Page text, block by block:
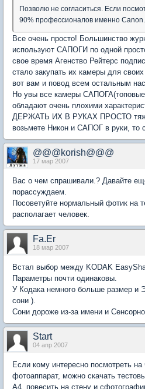
Позволю не согласиться. Если
90% профессионалов именно
Все очень просто! Большинство
используют САПОГИ по одной
свое время Агенство Рейтерс
стало закупать их камеры для
вот вам и повод всем остальным
Но увы все камеры
обладают очень плохими
ДЕРЖАТЬ ИХ В РУКАХ ПРОСТО
возьмете Никон и САПОГ в руки, то
@@@korish@@@
17 мар 2007
Вас о чем спрашивали.? Давайте
порассуждаем.
Посоветуйте нормальный фотик на
располагает человек.
Fa.Er
18 мар 2007
Встал выбор между KODAK
Параметры почти одинаковы.
У Кодака немного больше размер и
сони ).
Сони дороже из-за имени и
Start
04 апр 2007
Если кому интересно посмотреть
фотоаппарат, можно скачать
А4, повесить на стену и